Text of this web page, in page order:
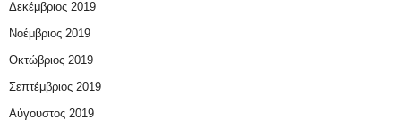
Δεκέμβριος 2019
Νοέμβριος 2019
Οκτώβριος 2019
Σεπτέμβριος 2019
Αύγουστος 2019